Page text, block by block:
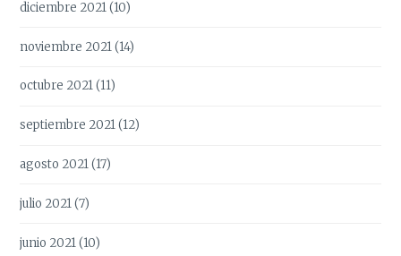
diciembre 2021(10)
noviembre 2021(14)
octubre 2021(11)
septiembre 2021(12)
agosto 2021(17)
julio 2021(7)
junio 2021(10)